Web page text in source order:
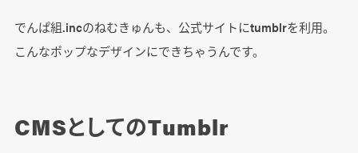
でんぱ組.incのねむきゅんも、公式サイトにtumblrを利用。
こんなポップなデザインにできちゃうんです。
CMSとしてのTumblr